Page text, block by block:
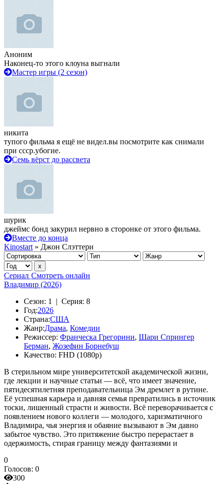
Аноним
Наконец-то этого клоуна выгнали
Мастер игры (2 сезон)
никита
тупого фильма я ещё не видел.вы посмотрите как снимали
при ссср.убогие.
Семь вёрст до рассвета
шурик
джеймс бонд закурил нервно в сторонке от этого фильма.
Вместе до конца
Kinostart » Джон Слэттери
Сериал Смотреть онлайн
Владимир (2026)
Сезон: 1 | Серия: 8
Год:2026
Страна:США
Жанр:Драма, Комедии
Режиссер: Франческа Грегорини, Шари Спрингер
Берман, Жозефин Борнебуш
Качество: FHD (1080p)
В стерильном мире университетской академической жизни,
где лекции и научные статьи — всё, что имеет значение,
пятидесятилетняя преподавательница Эм дремлет в рутине.
Её успешная карьера и давняя семья превратились в источник
тоски, лишенный страсти и живости. Всё переворачивается с
появлением нового коллеги — молодого, харизматичного
Владимира, чья энергия и обаяние вызывают в Эм давно
забытое чувство. Это притяжение быстро перерастает в
одержимость, стирая границу между фантазиями и
0
Голосов: 0
300